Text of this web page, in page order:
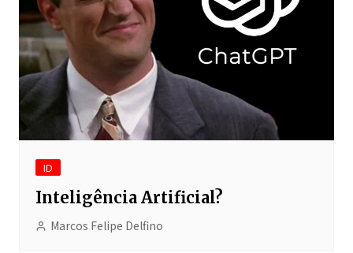
ID
Inteligência Artificial?
Marcos Felipe Delfino